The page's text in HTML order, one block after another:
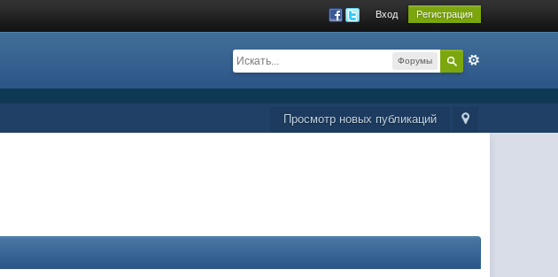
Вход Регистрация
Форумы
Просмотр новых публикаций